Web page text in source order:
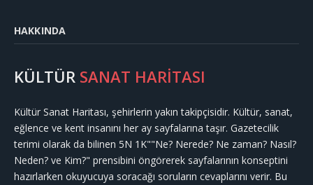
HAKKINDA
KÜLTÜR SANAT HARİTASI
Kültür Sanat Haritası, şehirlerin yakın takipçisidir. Kültür, sanat,
eğlence ve kent insanını her ay sayfalarına taşır. Gazetecilik
terimi olarak da bilinen 5N 1K""Ne? Nerede? Ne zaman? Nasıl?
Neden? ve Kim?" prensibini öngörerek sayfalarının konseptini
hazırlarken okuyucuya soracağı soruların cevaplarını verir. Bu